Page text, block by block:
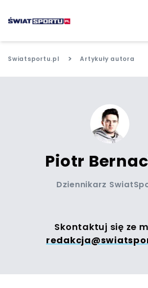
Swiatsportu.pl > Artykuły autora
Piotr
Dziennikarz
Skontaktuj się ze